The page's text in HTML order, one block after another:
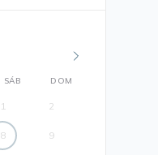
SÁB DOM
1 2
8 9